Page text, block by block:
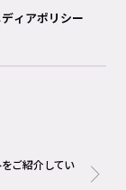
ィアポリシー
ご紹介してい